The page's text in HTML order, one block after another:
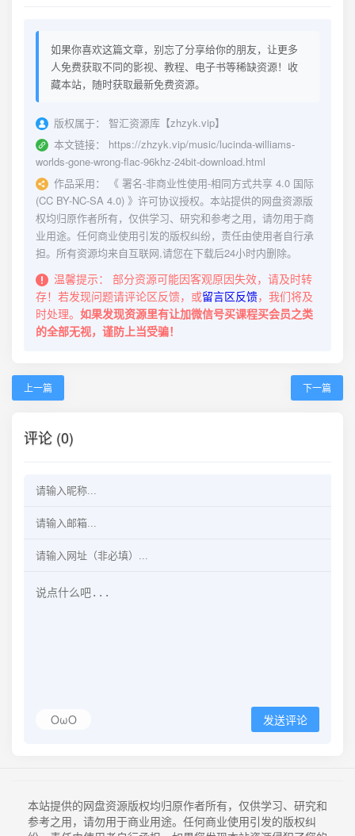
如果你喜欢这篇文章，别忘了分享给你的朋友，让更多
人免费获取不同的影视、教程、电子书等稀缺资源！收
藏本站，随时获取最新免费资源。
版权属于：
智汇资源库【zhzyk.vip】
本文链接：
https://zhzyk.vip/music/lucinda-williams-
worlds-gone-wrong-flac-96khz-24bit-download.html
作品采用：
《 署名-非商业性使用-相同方式共享 4.0 国际
(CC BY-NC-SA 4.0) 》许可协议授权。本站提供的网盘资源版
权均归原作者所有，仅供学习、研究和参考之用，请勿用于商
业用途。任何商业使用引发的版权纠纷，责任由使用者自行承
担。所有资源均来自互联网,请您在下载后24小时内删除。
温馨提示：
部分资源可能因客观原因失效，请及时转
存！若发现问题请评论区反馈，或留言区反馈，我们将及
时处理。 如果发现资源里有让加微信号买课程买会员之类
的全部无视，谨防上当受骗！
上一篇 下一篇
评论 (0)
OωO 发送评论
本站提供的网盘资源版权均归原作者所有，仅供学习、研究和
参考之用，请勿用于商业用途。任何商业使用引发的版权纠